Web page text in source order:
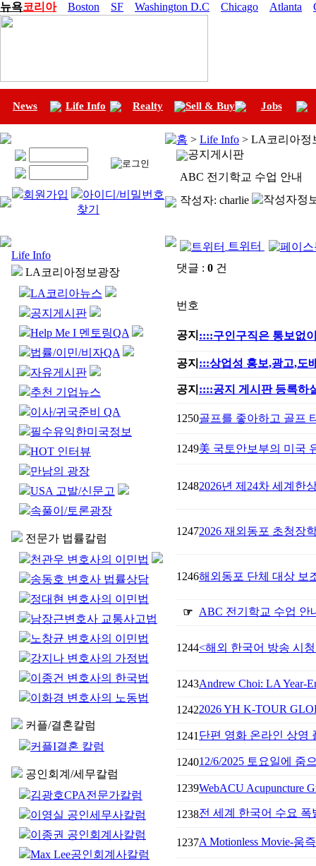
뉴욕코리아 Boston SF Washington D.C Chicago Atlanta
News Life Info Realty Sell & Buy Jobs
회원가입
아이디/비밀번호
찾기
Life Info
LA코리아정보광장
LA코리아뉴스
공지게시판
Help Me I 멘토링QA
법률/이민/비자QA
자유게시판
추천 기업뉴스
이사/귀국준비 QA
필수유익한미국정보
HOT 인터뷰
만남의 광장
USA 고발/신문고
속풀이/토론광장
전문가 법률칼럼
천관우 변호사의 이민법
송동호 변호사 법률상담
정대현 변호사의 이민법
남장근변호사 교통사고법
노창균 변호사의 이민법
강지나 변호사의 가정법
이종건 변호사의 한국법
이화경 변호사의 노동법
커플/결혼칼럼
커플I결혼 칼럼
공인회계/세무칼럼
김광호CPA전문가칼럼
이영실 공인세무사칼럼
이종권 공인회계사칼럼
Max Lee공인회계사칼럼
홈 > Life Info > LA코리아정
공지게시판
ABC 전기학교 수업 안내
작성자: charlie
트위터
댓글 : 0 건
번호
공지 ::::구인구직은 통보없
공지 :::상업성 홍보,광고,도
공지 ::::공지 게시판 등록하
1250골프를 좋아하고 골프
1249美 국토안보부의 미국
12482026년 제24차 세계한
12472026 재외동포 초청장
1246해외동포 단체 대상 보
☞ ABC 전기학교 수업 안
1244<해외 한국어 방송 시
1243Andrew Choi: LA Year-
12422026 YH K-TOUR
1241 단편 영화 온라인 상영
124012/6/2025 토요일에 줌
1239WebACU Acupuncture
1238전 세계 한국어 수요
1237A Motionless Movie-움